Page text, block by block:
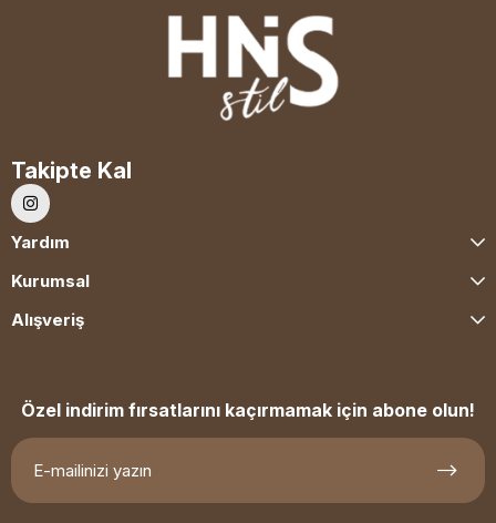
Takipte Kal
Yardım
Kurumsal
Alışveriş
Özel indirim fırsatlarını kaçırmamak için abone olun!